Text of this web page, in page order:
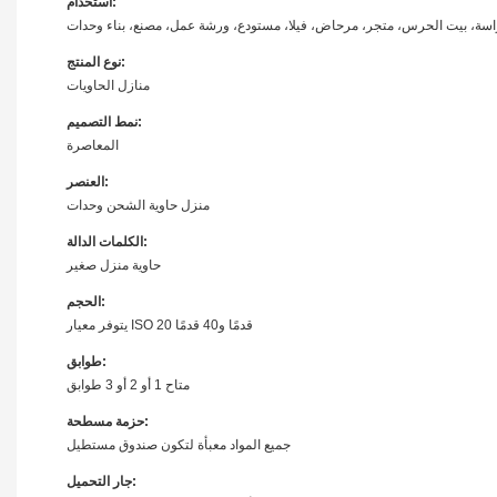
بيت الحرس، متجر، مرحاض، فيلا، مستودع، ورشة عمل، مصنع، بناء وحدات
نوع المنتج:
منازل الحاويات
نمط التصميم:
المعاصرة
العنصر:
منزل حاوية الشحن وحدات
الكلمات الدالة:
حاوية منزل صغير
الحجم:
يتوفر معيار ISO 20 قدمًا و40 قدمًا
طوابق:
متاح 1 أو 2 أو 3 طوابق
حزمة مسطحة:
جميع المواد معبأة لتكون صندوق مستطيل
جار التحميل: